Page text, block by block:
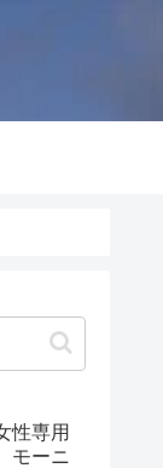
性専用
モーニ